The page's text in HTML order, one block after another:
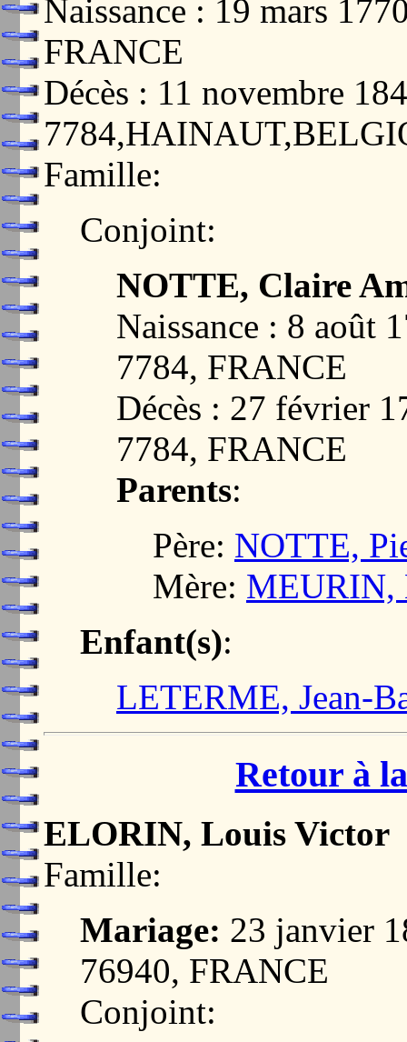
Naissance : 19 mars
FRANCE
Décès : 11 novembre
Famille:
Conjoint:
NOTTE, Claire
Naissance : 8 août
7784, FRANCE
Décès : 27 février
7784, FRANCE
Parents:
Père: NOTTE,
Mère: MEURIN,
Enfant(s):
LETERME, Jean-
Retour à
ELORIN, Louis Victor
Famille:
Mariage: 23 janvier
76940, FRANCE
Conjoint: